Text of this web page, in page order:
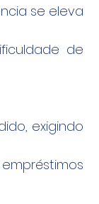
se eleva
de
exigindo